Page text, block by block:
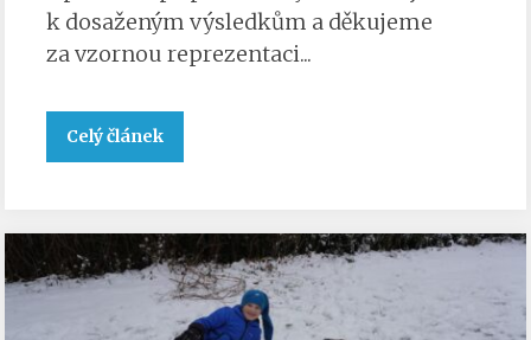
k dosaženým výsledkům a děkujeme
za vzornou reprezentaci...
Celý článek